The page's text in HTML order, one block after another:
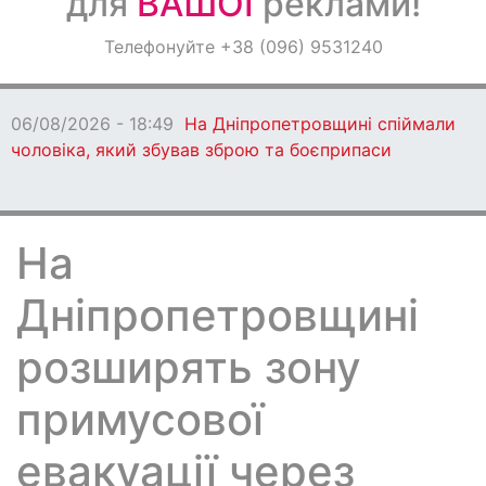
ОголошенняТелефонуйте +38 (096) 9531240
06/08/2026 - 18:49 На Дніпропетровщині спіймали
чоловіка, який збував зброю та боєприпаси
На
Дніпропетровщині
розширять зону
примусової
евакуації через